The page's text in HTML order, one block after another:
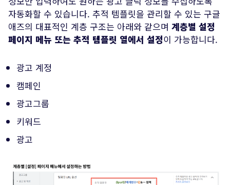
자동화할 수 있습니다. 추적 템플릿을 관리할 수 있는 구글
애즈의 대표적인 계층 구조는 아래와 같으며 계층별 설정
페이지 메뉴 또는 추적 템플릿 열에서 설정이 가능합니다.
광고 계정
캠페인
광고그룹
키워드
광고